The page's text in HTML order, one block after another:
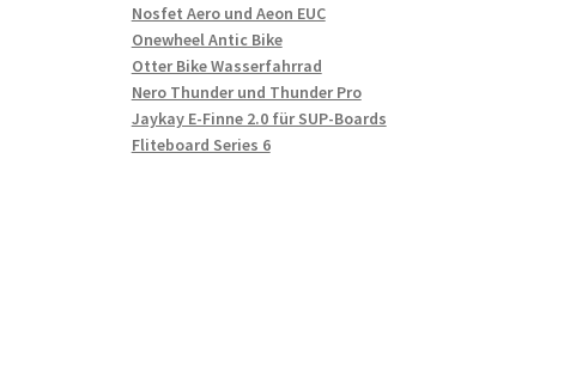
Nosfet Aero und Aeon EUC
Onewheel Antic Bike
Otter Bike Wasserfahrrad
Nero Thunder und Thunder Pro
Jaykay E-Finne 2.0 für SUP-Boards
Fliteboard Series 6